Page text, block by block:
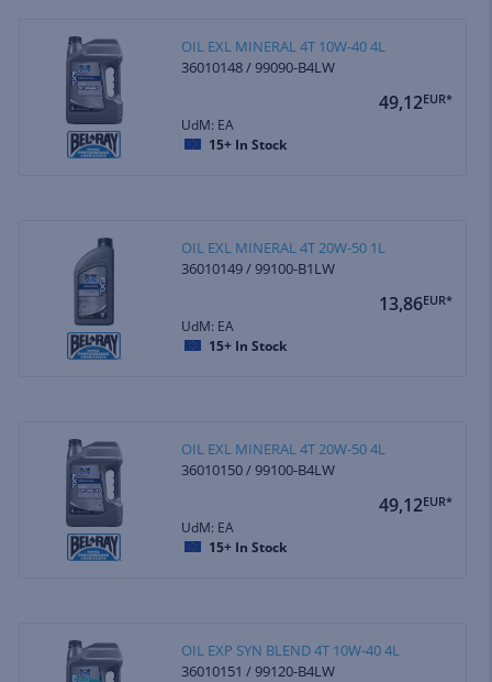
OIL EXL MINERAL 4T 10W-40 4L
36010148 / 99090-B4LW
49,12EUR*
UdM: EA
15+ In Stock
OIL EXL MINERAL 4T 20W-50 1L
36010149 / 99100-B1LW
13,86EUR*
UdM: EA
15+ In Stock
OIL EXL MINERAL 4T 20W-50 4L
36010150 / 99100-B4LW
49,12EUR*
UdM: EA
15+ In Stock
OIL EXP SYN BLEND 4T 10W-40 4L
36010151 / 99120-B4LW